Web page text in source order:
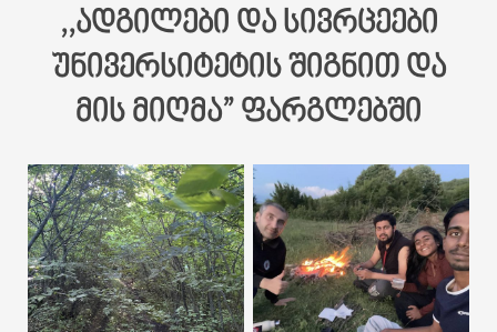
ᲡᲐᲔᲠᲗᲐᲨᲝᲠᲘᲡᲝ
ᲑᲘᲑᲚᲘᲝᲗᲔᲙᲐ
ᲡᲢᲣᲓᲔᲜᲢᲣᲠᲘ ᲪᲮᲝᲕᲠᲔᲑᲐ
ᲙᲝᲜᲢᲐᲥᲢᲘ
,,ადგილები და სივრცეები
უნივერსიტეტის შიგნით და
მის მიღმა” ფარგლებში